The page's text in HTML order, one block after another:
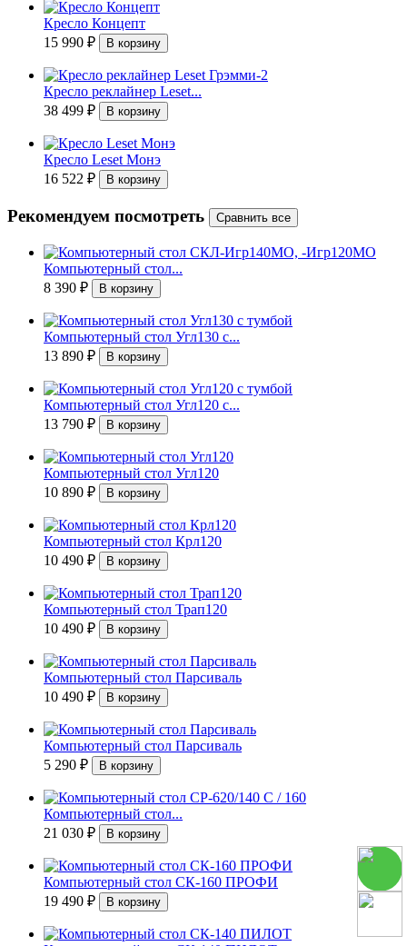
Кресло Концепт
15 990 ₽
Кресло реклайнер Leset...
38 499 ₽
Кресло Leset Монэ
16 522 ₽
Рекомендуем посмотреть
Компьютерный стол...
8 390 ₽
Компьютерный стол Угл130 с...
13 890 ₽
Компьютерный стол Угл120 с...
13 790 ₽
Компьютерный стол Угл120
10 890 ₽
Компьютерный стол Крл120
10 490 ₽
Компьютерный стол Трап120
10 490 ₽
Компьютерный стол Парсиваль
10 490 ₽
Компьютерный стол Парсиваль
5 290 ₽
Компьютерный стол...
21 030 ₽
Компьютерный стол СК-160 ПРОФИ
19 490 ₽